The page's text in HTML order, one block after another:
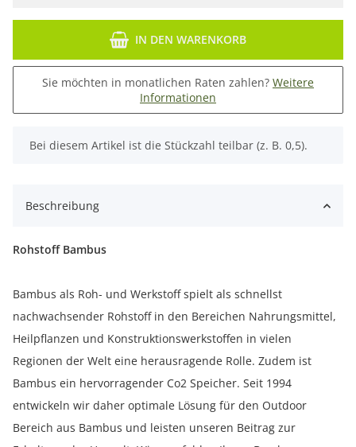
IN DEN WARENKORB
Sie möchten in monatlichen Raten zahlen? Weitere
Informationen
x
Bei diesem Artikel ist die Stückzahl teilbar (z. B. 0,5).
Beschreibung
Rohstoff Bambus
Bambus als Roh- und Werkstoff spielt als schnellst
nachwachsender Rohstoff in den Bereichen Nahrungsmittel,
Heilpflanzen und Konstruktionswerkstoffen in vielen
Regionen der Welt eine herausragende Rolle. Zudem ist
Bambus ein hervorragender Co2 Speicher. Seit 1994
entwickeln wir daher optimale Lösung für den Outdoor
Bereich aus Bambus und leisten unseren Beitrag zur